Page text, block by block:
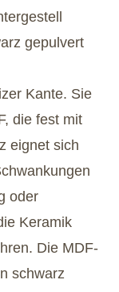
gepulvert
Kante. Sie
die fest mit
eignet sich
oder
Keramik
Die MDF-
schwarz